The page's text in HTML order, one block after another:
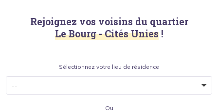
Rejoignez vos voisins du quartier
Le Bourg - Cités Unies !
Sélectionnez votre lieu de résidence
Ou